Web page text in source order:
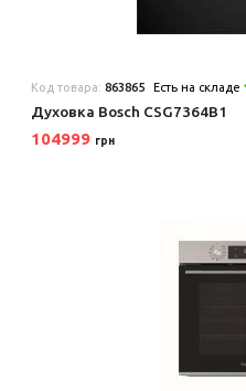
Код товара:863865 Есть на складе
Духовка Bosch CSG7364B1
104999 грн